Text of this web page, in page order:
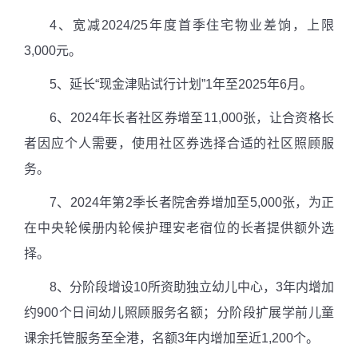
4、宽减2024/25年度首季住宅物业差饷，上限
3,000元。
5、延长“现金津贴试行计划”1年至2025年6月。
6、2024年长者社区券增至11,000张，让合资格长
者因应个人需要，使用社区券选择合适的社区照顾服
务。
7、2024年第2季长者院舍券增加至5,000张，为正
在中央轮候册内轮候护理安老宿位的长者提供额外选
择。
8、分阶段增设10所资助独立幼儿中心，3年内增加
约900个日间幼儿照顾服务名额；分阶段扩展学前儿童
课余托管服务至全港，名额3年内增加至近1,200个。